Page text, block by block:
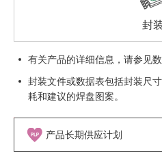
封
有关产品的详细信息，请参见数
封装文件或数据表包括封装尺
耗和建议的焊盘图案。
产品长期供应计划